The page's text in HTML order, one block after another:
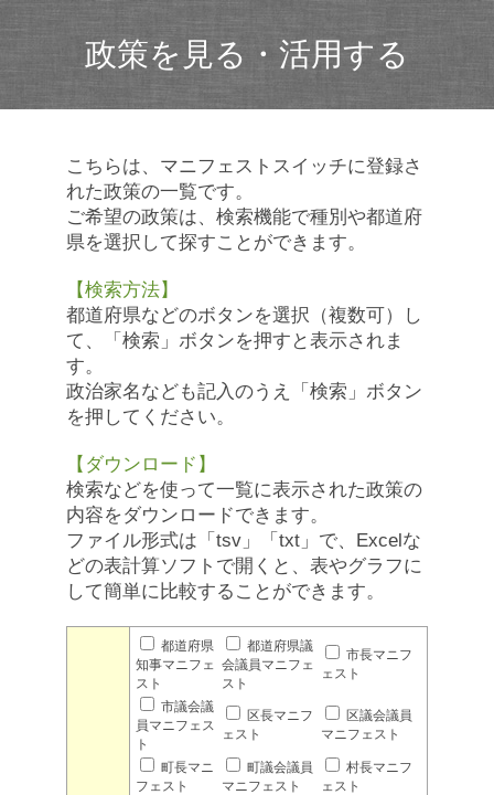
政策を見る・活用する
こちらは、マニフェストスイッチに登録さ
れた政策の一覧です。
ご希望の政策は、検索機能で種別や都道府
県を選択して探すことができます。
【検索方法】
都道府県などのボタンを選択（複数可）し
て、「検索」ボタンを押すと表示されま
す。
政治家名なども記入のうえ「検索」ボタン
を押してください。
【ダウンロード】
検索などを使って一覧に表示された政策の
内容をダウンロードできます。
ファイル形式は「tsv」「txt」で、Excelな
どの表計算ソフトで開くと、表やグラフに
して簡単に比較することができます。
都道府県
知事マニフェ
スト
都道府県議
会議員マニフェ
スト
市長マニフ
ェスト
市議会議
員マニフェス
ト
区長マニフ
ェスト
区議会議員
マニフェスト
町長マニ
フェスト
町議会議員
マニフェスト
村長マニフ
ェスト